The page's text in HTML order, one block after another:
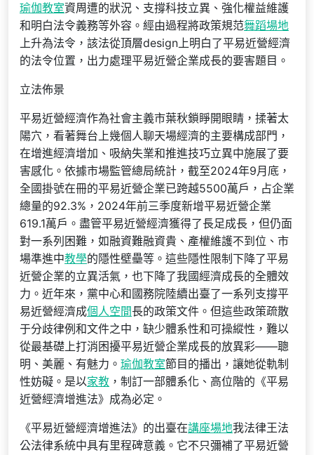
瑜伽教室資周遭的狀況、支撐科技立異、強化權益維護
和明白法令義務等外容。經由過程將政策規范舞蹈場地
上升為法令，該法從頂層design上明白了平易近營經濟
的法令位置，出力處理平易近營企業成長的要害題目。
立法佈景
平易近營經濟作為社會主義市葉秋鎖睜開眼睛，揉著太
陽穴，看著舞台上幾個人聊天場經濟的主要構成部門，
在增進經濟增加、吸納失業和推進技巧立異中施展了要
害感化。依據市場監管總局統計，截至2024年9月底，
全國掛號在冊的平易近營企業已跨越5500萬戶，占企業
總量的92.3%，2024年前三季度新增平易近營企業
619.1萬戶。盡管平易近營經濟獲得了長足成長，但仍面
對一系列困難，如融資難融資貴、產權維護不到位、市
場準進中教學的隱性壁壘等。這些隱性限制下降了平易
近營企業的立異活氣，也下降了我國經濟成長的全體效
力。近年來，黨中心和國務院陸續出臺了一系列支撐平
易近營經濟成個人空間長的政策文件。但這些政策疏散
于分歧律例和文件之中，缺少體系性和可操縱性，難以
從最基礎上打消困擾平易近營企業成長的放異彩——聰
明、美麗、有魅力。 瑜伽教室節目的播出，讓她從軌制
性妨礙。是以家教 ，制訂一部體系化、高位階的《平易
近營經濟增進法》成為必定。
《平易近營經濟增進法》的出臺在講座場地我法律王法
公法律系統中具有里程碑意義。它不只彌補了平易近營